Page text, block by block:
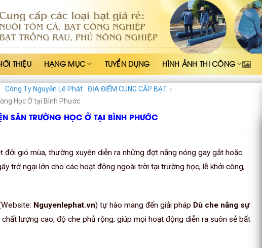
THIỆU HẠNG MỤC TUYỂN DỤNG HÌNH ẢNH THI CÔNG
Công Ty Nguyễn Lê Phát ĐỊA ĐIỂM CUNG CẤP BẠT ›
Học Ở tại Bình Phước
SÂN TRƯỜNG HỌC Ở TẠI BÌNH PHƯỚC
đới gió mùa, thường xuyên diễn ra những đợt nắng nóng gay gắt hoặc
trở ngại lớn cho các hoạt động ngoài trời tại trường học, lễ khởi công,
Nguyenlephat.vn) tự hào mang đến giải pháp Dù che nắng sự
chất lượng cao, độ che phủ rộng, giúp mọi hoạt động diễn ra suôn sẻ bất